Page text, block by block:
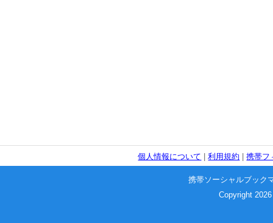
個人情報について |利用規約 |携帯フ
携帯ソーシャルブック
Copyright